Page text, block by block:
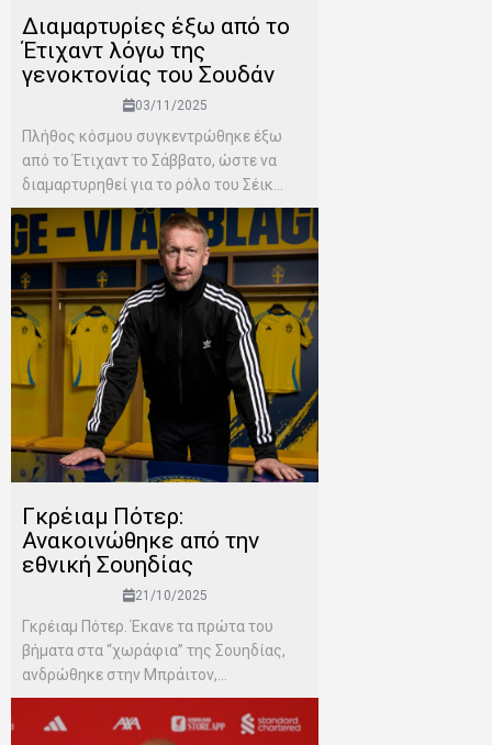
Διαμαρτυρίες έξω από το
Έτιχαντ λόγω της
γενοκτονίας του Σουδάν
03/11/2025
Πλήθος κόσμου συγκεντρώθηκε έξω
από το Έτιχαντ το Σάββατο, ώστε να
διαμαρτυρηθεί για το ρόλο του Σέικ...
Γκρέιαμ Πότερ:
Ανακοινώθηκε από την
εθνική Σουηδίας
21/10/2025
Γκρέιαμ Πότερ. Έκανε τα πρώτα του
βήματα στα “χωράφια” της Σουηδίας,
ανδρώθηκε στην Μπράιτον,...